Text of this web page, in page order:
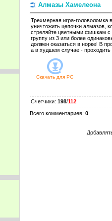
Алмазы Хамелеона
Трехмерная игра-
уничтожить цепочки алмазов,
стреляйте цветными фишкам с
группу из 3 или более
должен оказаться в норке! В
а в худшем случае - проходить
Скачать для PC
Счетчики: 198/112
Всего комментариев: 0